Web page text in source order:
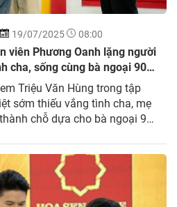
19/07/2025 08:00
viên Phương Oanh lặng người
cha, sống cùng bà ngoại 90
Triệu Văn Hùng trong tập
sớm thiếu vắng tình cha, mẹ
chỗ dựa cho bà ngoại 90
Tôn và Phương...